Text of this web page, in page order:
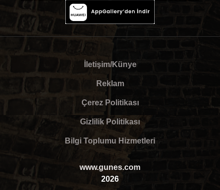
İletişim/Künye
Reklam
Çerez Politikası
Gizlilik Politikası
Bilgi Toplumu Hizmetleri
www.gunes.com
2026